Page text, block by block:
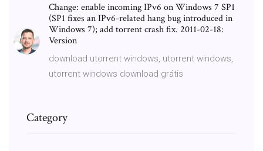
Change: enable incoming IPv6 on Windows 7 SP1
(SP1 fixes an IPv6-related hang bug introduced in
Windows 7); add torrent crash fix. 2011-02-18:
Version
download utorrent windows, utorrent windows,
utorrent windows download grátis
Category